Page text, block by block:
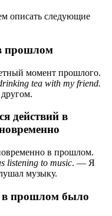
описать следующие
прошлом
момент прошлого.
tea with my friend.
действий в
в прошлом.
listening to music. — Я
музыку.
в прошлом было